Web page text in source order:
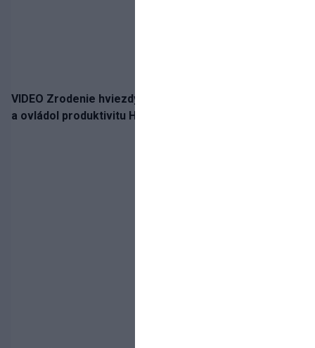
VIDEO Zrodenie hviezdy: Tomáš Selič zničil Švajčiarov
a ovládol produktivitu Hlinka Gretzky Cupu